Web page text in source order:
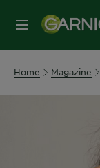
MENU
Home Magazine